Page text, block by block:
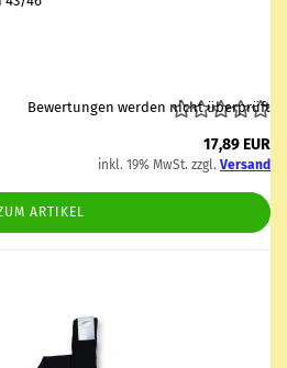
Bewertungen werden nicht überprüft
17,89 EUR
inkl. 19% MwSt. zzgl. Versand
ARTIKEL